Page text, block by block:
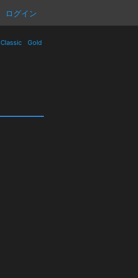
ログイン
Classic Gold